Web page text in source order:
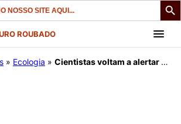
ROUBADO
» Ecologia » Cientistas voltam a alertar sobre consequências do novo Código Florestal.